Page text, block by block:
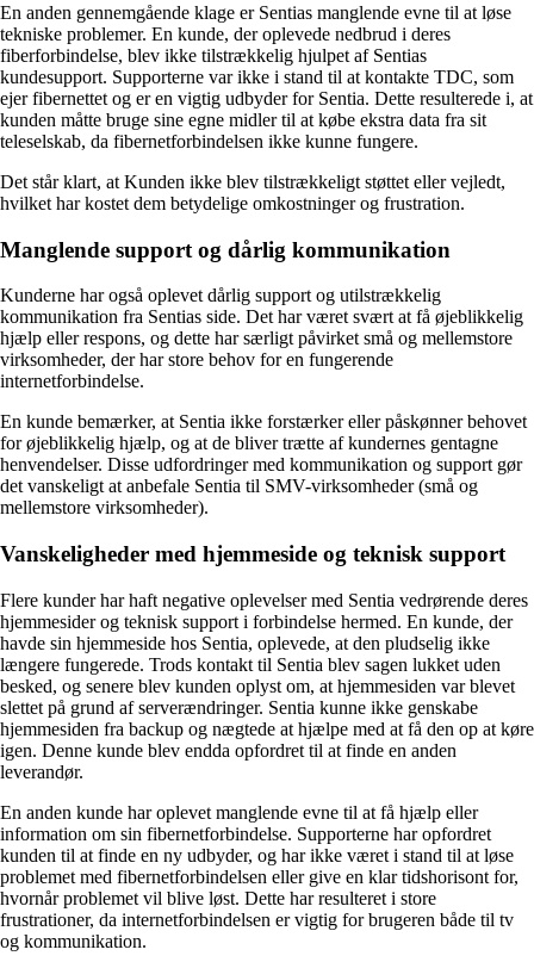
En anden gennemgående klage er Sentias manglende evne til at løse
tekniske problemer. En kunde, der oplevede nedbrud i deres
fiberforbindelse, blev ikke tilstrækkelig hjulpet af Sentias
kundesupport. Supporterne var ikke i stand til at kontakte TDC, som
ejer fibernettet og er en vigtig udbyder for Sentia. Dette resulterede i, at
kunden måtte bruge sine egne midler til at købe ekstra data fra sit
teleselskab, da fibernetforbindelsen ikke kunne fungere.
Det står klart, at Kunden ikke blev tilstrækkeligt støttet eller vejledt,
hvilket har kostet dem betydelige omkostninger og frustration.
Manglende support og dårlig kommunikation
Kunderne har også oplevet dårlig support og utilstrækkelig
kommunikation fra Sentias side. Det har været svært at få øjeblikkelig
hjælp eller respons, og dette har særligt påvirket små og mellemstore
virksomheder, der har store behov for en fungerende
internetforbindelse.
En kunde bemærker, at Sentia ikke forstærker eller påskønner behovet
for øjeblikkelig hjælp, og at de bliver trætte af kundernes gentagne
henvendelser. Disse udfordringer med kommunikation og support gør
det vanskeligt at anbefale Sentia til SMV-virksomheder (små og
mellemstore virksomheder).
Vanskeligheder med hjemmeside og teknisk support
Flere kunder har haft negative oplevelser med Sentia vedrørende deres
hjemmesider og teknisk support i forbindelse hermed. En kunde, der
havde sin hjemmeside hos Sentia, oplevede, at den pludselig ikke
længere fungerede. Trods kontakt til Sentia blev sagen lukket uden
besked, og senere blev kunden oplyst om, at hjemmesiden var blevet
slettet på grund af serverændringer. Sentia kunne ikke genskabe
hjemmesiden fra backup og nægtede at hjælpe med at få den op at køre
igen. Denne kunde blev endda opfordret til at finde en anden
leverandør.
En anden kunde har oplevet manglende evne til at få hjælp eller
information om sin fibernetforbindelse. Supporterne har opfordret
kunden til at finde en ny udbyder, og har ikke været i stand til at løse
problemet med fibernetforbindelsen eller give en klar tidshorisont for,
hvornår problemet vil blive løst. Dette har resulteret i store
frustrationer, da internetforbindelsen er vigtig for brugeren både til tv
og kommunikation.